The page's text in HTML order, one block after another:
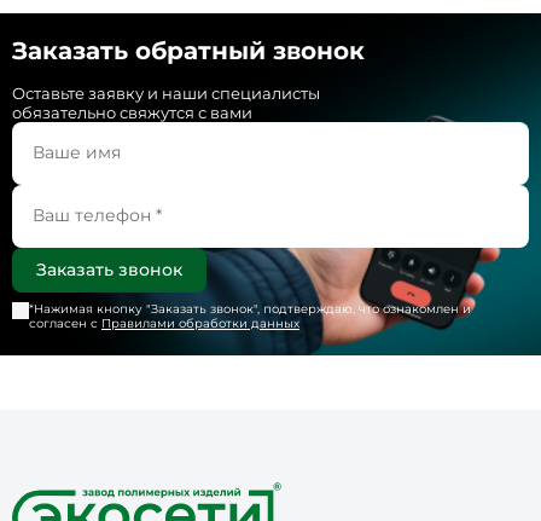
Заказать обратный звонок
Оставьте заявку и наши специалисты
обязательно свяжутся с вами
*Нажимая кнопку "Заказать звонок", подтверждаю, что ознакомлен и
согласен с Правилами обработки данных